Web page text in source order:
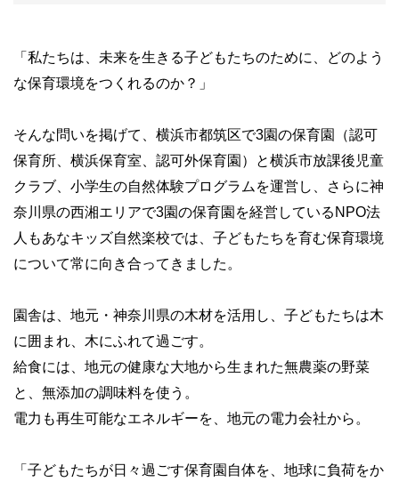
「私たちは、未来を生きる子どもたちのために、どのよう
な保育環境をつくれるのか？」
そんな問いを掲げて、横浜市都筑区で3園の保育園（認可
保育所、横浜保育室、認可外保育園）と横浜市放課後児童
クラブ、小学生の自然体験プログラムを運営し、さらに神
奈川県の西湘エリアで3園の保育園を経営しているNPO法
人もあなキッズ自然楽校では、子どもたちを育む保育環境
について常に向き合ってきました。
園舎は、地元・神奈川県の木材を活用し、子どもたちは木
に囲まれ、木にふれて過ごす。
給食には、地元の健康な大地から生まれた無農薬の野菜
と、無添加の調味料を使う。
電力も再生可能なエネルギーを、地元の電力会社から。
「子どもたちが日々過ごす保育園自体を、地球に負荷をか